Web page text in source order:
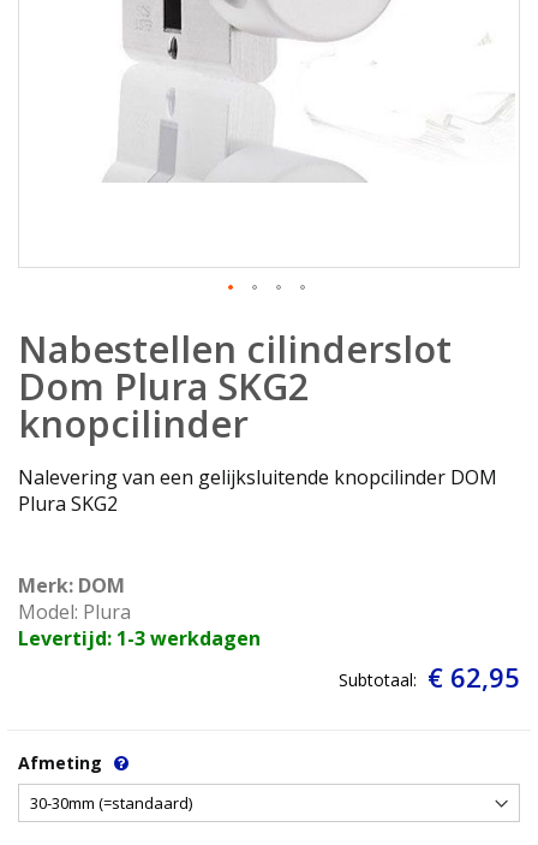
naar
het
begin
van
afbeeldingen-
gallerij
Nabestellen cilinderslot
Dom Plura SKG2
knopcilinder
Nalevering van een gelijksluitende knopcilinder DOM
Plura SKG2
Merk: DOM
Model: Plura
Levertijd: 1-3 werkdagen
Subtotaal: € 62,95
Afmeting